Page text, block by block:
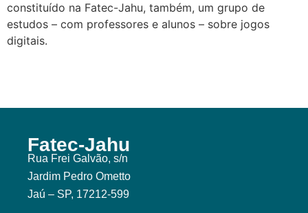
constituído na Fatec-Jahu, também, um grupo de
estudos – com professores e alunos – sobre jogos
digitais.
Fatec-Jahu
Rua Frei Galvão, s/n
Jardim Pedro Ometto
Jaú – SP, 17212-599